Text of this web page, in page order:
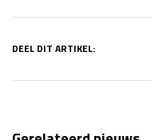
DEEL DIT ARTIKEL: